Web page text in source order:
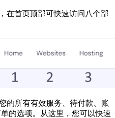
在首页顶部可快速访问八个部
的所有有效服务、待付款、账
的选项。从这里，您可以快速